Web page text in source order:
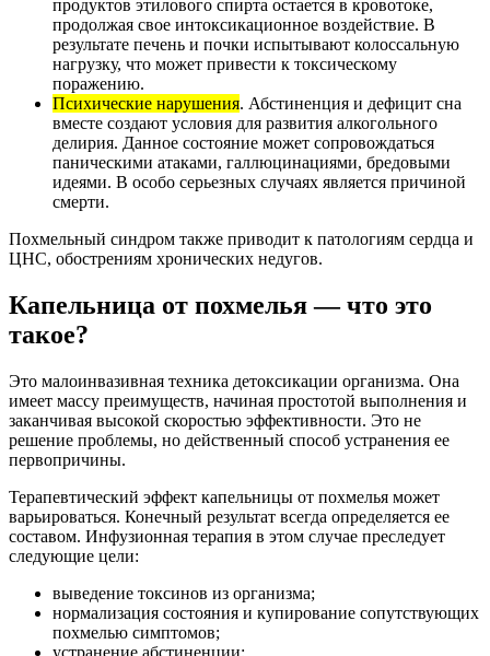
продуктов этилового спирта остается в кровотоке,
продолжая свое интоксикационное воздействие. В
результате печень и почки испытывают колоссальную
нагрузку, что может привести к токсическому
поражению.
Психические нарушения. Абстиненция и дефицит сна
вместе создают условия для развития алкогольного
делирия. Данное состояние может сопровождаться
паническими атаками, галлюцинациями, бредовыми
идеями. В особо серьезных случаях является причиной
смерти.
Похмельный синдром также приводит к патологиям сердца и
ЦНС, обострениям хронических недугов.
Капельница от похмелья — что это
такое?
Это малоинвазивная техника детоксикации организма. Она
имеет массу преимуществ, начиная простотой выполнения и
заканчивая высокой скоростью эффективности. Это не
решение проблемы, но действенный способ устранения ее
первопричины.
Терапевтический эффект капельницы от похмелья может
варьироваться. Конечный результат всегда определяется ее
составом. Инфузионная терапия в этом случае преследует
следующие цели:
выведение токсинов из организма;
нормализация состояния и купирование сопутствующих
похмелью симптомов;